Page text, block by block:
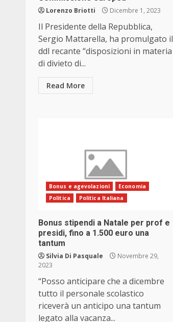
Lorenzo Briotti Dicembre 1, 2023
Il Presidente della Repubblica,
Sergio Mattarella, ha promulgato il
ddl recante “disposizioni in materia
di divieto di...
Read More
Bonus e agevolazioni
Economia
Politica
Politica Italiana
Bonus stipendi a Natale per prof e
presidi, fino a 1.500 euro una
tantum
Silvia Di Pasquale
Novembre 29,
2023
“Posso anticipare che a dicembre
tutto il personale scolastico
riceverà un anticipo una tantum
legato alla vacanza...